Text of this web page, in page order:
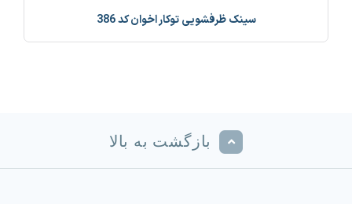
سینک ظرفشویی توکار اخوان کد 386
بازگشت به بالا